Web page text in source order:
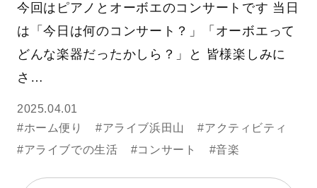
今回はピアノとオーボエのコンサートです 当日
は「今日は何のコンサート？」「オーボエって
どんな楽器だったかしら？」と 皆様楽しみに
さ…
2025.04.01
#ホーム便り
#アライブ浜田山
#アクティビティ
#アライブでの生活
#コンサート #音楽